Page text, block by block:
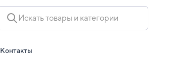
Искать товары и категории
Контакты